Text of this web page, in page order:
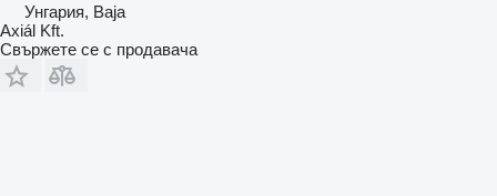
Унгария, Baja
Axiál Kft.
Свържете се с продавача